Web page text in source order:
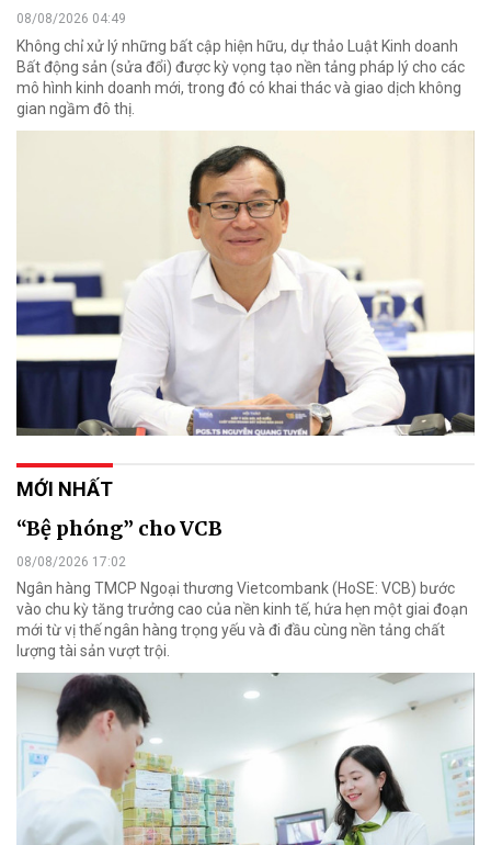
08/08/2026 04:49
Không chỉ xử lý những bất cập hiện hữu, dự thảo Luật Kinh doanh
Bất động sản (sửa đổi) được kỳ vọng tạo nền tảng pháp lý cho các
mô hình kinh doanh mới, trong đó có khai thác và giao dịch không
gian ngầm đô thị.
MỚI NHẤT
“Bệ phóng” cho VCB
08/08/2026 17:02
Ngân hàng TMCP Ngoại thương Vietcombank (HoSE: VCB) bước
vào chu kỳ tăng trưởng cao của nền kinh tế, hứa hẹn một giai đoạn
mới từ vị thế ngân hàng trọng yếu và đi đầu cùng nền tảng chất
lượng tài sản vượt trội.